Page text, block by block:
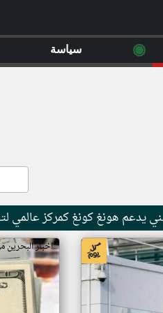
يدعم هونغ كونغ كمركز عالمي
اخبار البحرين
◉ سياسة